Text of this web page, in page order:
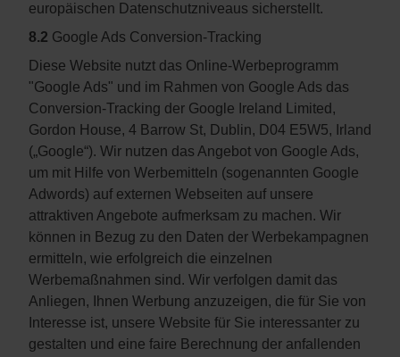
europäischen Datenschutzniveaus sicherstellt.
8.2 Google Ads Conversion-Tracking
Diese Website nutzt das Online-Werbeprogramm
"Google Ads" und im Rahmen von Google Ads das
Conversion-Tracking der Google Ireland Limited,
Gordon House, 4 Barrow St, Dublin, D04 E5W5, Irland
(„Google“). Wir nutzen das Angebot von Google Ads,
um mit Hilfe von Werbemitteln (sogenannten Google
Adwords) auf externen Webseiten auf unsere
attraktiven Angebote aufmerksam zu machen. Wir
können in Bezug zu den Daten der Werbekampagnen
ermitteln, wie erfolgreich die einzelnen
Werbemaßnahmen sind. Wir verfolgen damit das
Anliegen, Ihnen Werbung anzuzeigen, die für Sie von
Interesse ist, unsere Website für Sie interessanter zu
gestalten und eine faire Berechnung der anfallenden